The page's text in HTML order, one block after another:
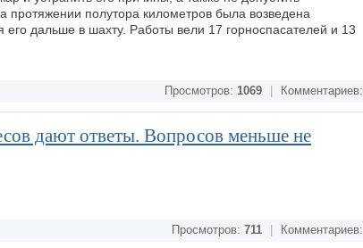
протяжении полутора километров была возведена
дальше в шахту. Работы вели 17 горноспасателей и 13
Просмотров: 1069 Комментариев:
дают ответы. Вопросов меньше не
Просмотров: 711 Комментариев: